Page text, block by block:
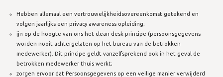
Hebben allemaal een vertrouwelijkheidsovereenkomst getekend en
volgen jaarlijks een privacy awareness opleiding;
ijn op de hoogte van ons het clean desk principe (persoonsgegevens
worden nooit achtergelaten op het bureau van de betrokken
medewerker). Dit principe geldt vanzelfsprekend ook in het geval de
betrokken medewerker thuis werkt;
zorgen ervoor dat Persoonsgegevens op een veilige manier verwijderd